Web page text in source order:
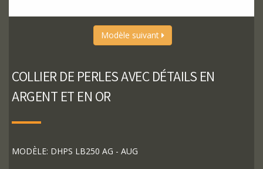
Modèle suivant
COLLIER DE PERLES AVEC DÉTAILS EN
ARGENT ET EN OR
MODÈLE: DHPS LB250 AG - AUG